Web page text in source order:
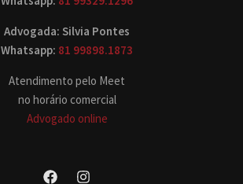
Advogada: Silvia Pontes
Whatsapp: 81 99898.1873
Atendimento pelo Meet
no horário comercial
Advogado online